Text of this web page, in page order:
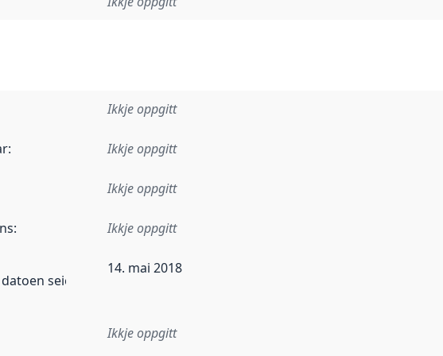
Ikkje oppgitt
: Ikkje oppgitt
Ikkje oppgitt
: Ikkje oppgitt
seier når dataa i dette datasettet først blei utgitt. Det kan ha
14. mai 2018
Ikkje oppgitt